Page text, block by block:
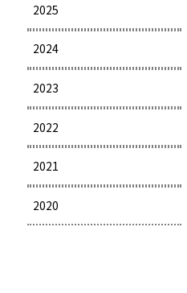
2025
2024
2023
2022
2021
2020